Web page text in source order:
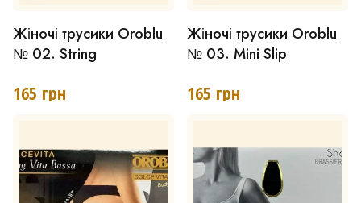
Жіночі трусики Oroblu
№ 02. String
165 грн
Цей
товар
має
Параметри
можна
Жіночі трусики Oroblu
№ 03. Mini Slip
165 грн
Цей
товар
має
Параметри
можна